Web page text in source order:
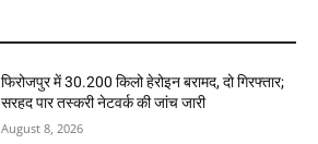
फिरोजपुर में 30.200 किलो हेरोइन बरामद, दो गिरफ्तार;
सरहद पार तस्करी नेटवर्क की जांच जारी
August 8, 2026